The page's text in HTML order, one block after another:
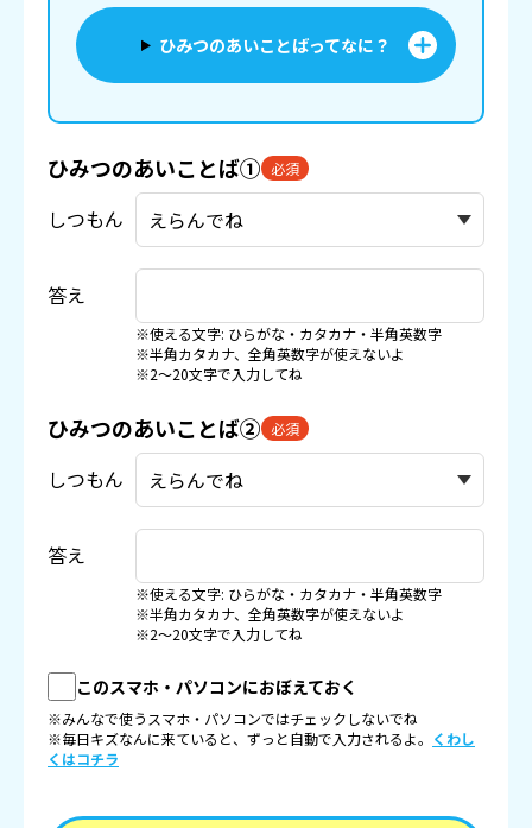
ひみつのあいことばってなに？
ひみつのあいことば① 必須
しつもん
答え
※使える文字: ひらがな・カタカナ・半角英数字
※半角カタカナ、全角英数字が使えないよ
※2〜20文字で入力してね
ひみつのあいことば② 必須
しつもん
答え
※使える文字: ひらがな・カタカナ・半角英数字
※半角カタカナ、全角英数字が使えないよ
※2〜20文字で入力してね
このスマホ・パソコンにおぼえておく
※みんなで使うスマホ・パソコンではチェックしないでね
※毎日キズなんに来ていると、ずっと自動で入力されるよ。 くわし
くはコチラ